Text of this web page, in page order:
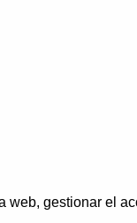
gestionar el